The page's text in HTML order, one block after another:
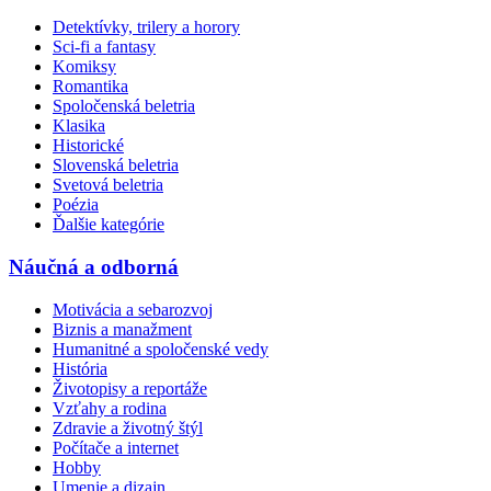
Detektívky, trilery a horory
Sci-fi a fantasy
Komiksy
Romantika
Spoločenská beletria
Klasika
Historické
Slovenská beletria
Svetová beletria
Poézia
Ďalšie kategórie
Náučná a odborná
Motivácia a sebarozvoj
Biznis a manažment
Humanitné a spoločenské vedy
História
Životopisy a reportáže
Vzťahy a rodina
Zdravie a životný štýl
Počítače a internet
Hobby
Umenie a dizajn